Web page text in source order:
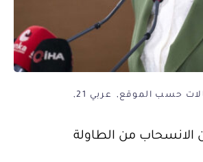
حسب الموقع
عربي 21
الانسحاب من الطاولة